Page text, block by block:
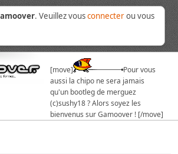
. Veuillez vousconnecterou vous
[move]
Pour vous
aussi la chipo ne sera jamais
qu'un bootleg de merguez
(c)sushy18 ? Alors soyez les
bienvenus sur Gamoover ! [/move]